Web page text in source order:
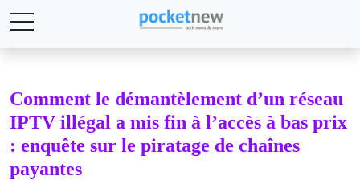
Comment le démantèlement d’un réseau
IPTV illégal a mis fin à l’accès à bas prix
: enquête sur le piratage de chaînes
payantes